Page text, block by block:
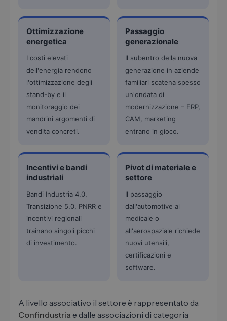
Ottimizzazione
energetica
I costi elevati
dell'energia rendono
l'ottimizzazione degli
stand-by e il
monitoraggio dei
mandrini argomenti di
vendita concreti.
Passaggio
generazionale
Il subentro della nuova
generazione in aziende
familiari scatena spesso
un'ondata di
modernizzazione – ERP,
CAM, marketing
entrano in gioco.
Incentivi e bandi
industriali
Bandi Industria 4.0,
Transizione 5.0, PNRR e
incentivi regionali
trainano singoli picchi
di investimento.
Pivot di materiale e
settore
Il passaggio
dall'automotive al
medicale o
all'aerospaziale richiede
nuovi utensili,
certificazioni e
software.
A livello associativo il settore è rappresentato da
Confindustria e dalle associazioni di categoria